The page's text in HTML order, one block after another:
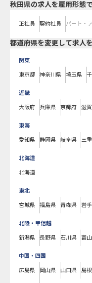
秋田県の求人を雇用形態
正社員 契約社員 パート・
都道府県を変更して求人
関東
東京都 神奈川県 埼玉県
近畿
大阪府 兵庫県 京都府 滋
東海
愛知県 静岡県 岐阜県 三
北海道
北海道
東北
宮城県 福島県 青森県 岩
北陸・甲信越
新潟県 長野県 石川県 富
中国・四国
広島県 岡山県 山口県 島